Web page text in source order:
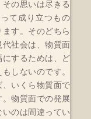
の思いは尽きる
て成り立つもの
す。そのどちら
社会は、物質面
するためは、ど
しないのです。
いくら物質面で
物質面での発展
のは間違ってい